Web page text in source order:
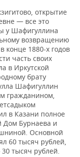
открытие
— все это
у Шафигуллина
возвращению
конце 1880-х годов
часть своих
в Иркутской
брату
Шафигуллин
гражданином,
в Казани полное
Дом Бурнаева и
Основной
60 тысяч рублей,
тысяч рублей.